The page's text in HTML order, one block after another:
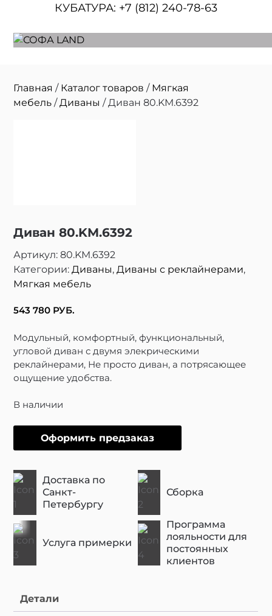
КУБАТУРА: +7 (812) 240-78-63
Главная / Каталог товаров / Мягкая
мебель /Диваны / Диван 80.KM.6392
Диван 80.KM.6392
Артикул:80.KM.6392
Категории:Диваны,Диваны с реклайнерами,
Мягкая мебель
543 780 РУБ.
Модульный, комфортный, функциональный,
угловой диван с двумя элекрическими
реклайнерами, Не просто диван, а потрясающее
ощущение удобства.
В наличии
Оформить предзаказ
Доставка по
Санкт-
Петербургу
Сборка
Услуга примерки
Программа
лояльности для
постоянных
клиентов
Детали